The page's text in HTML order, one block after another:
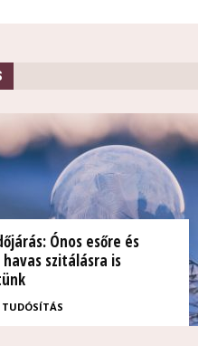
Ónos esőre és
szitálásra is
TUDÓSÍTÁS